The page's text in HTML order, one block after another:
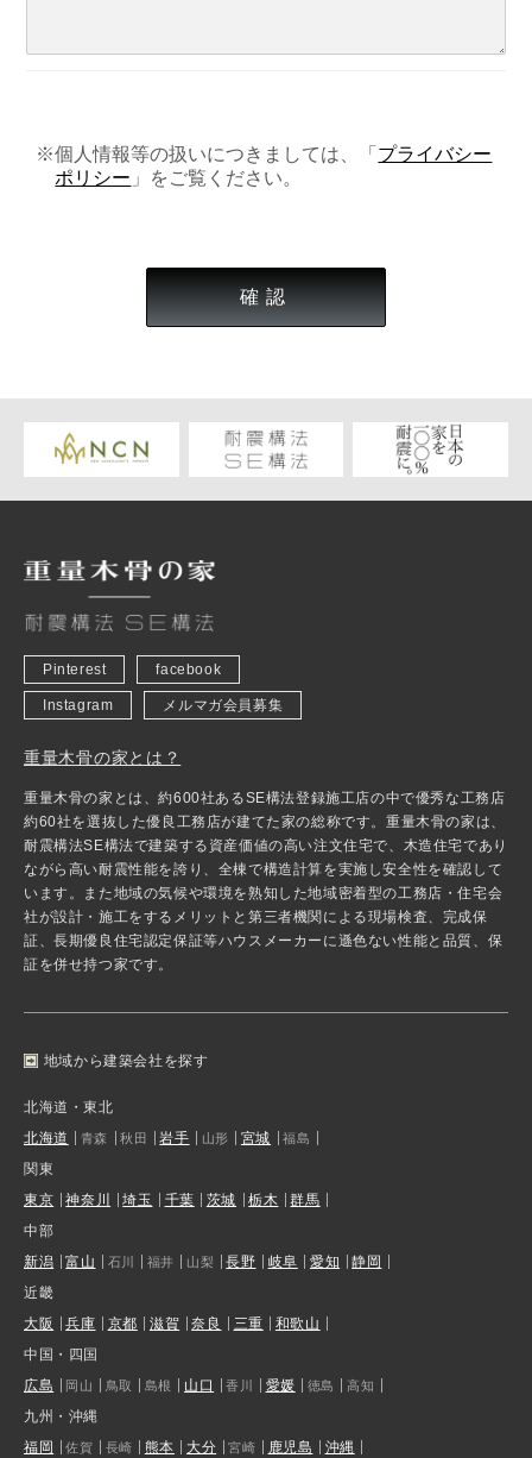
※個人情報等の扱いにつきましては、「 プライバシー
ポリシー 」をご覧ください。
Pinterest facebook
Instagram メルマガ会員募集
重量木骨の家とは？
重量木骨の家とは、約600社あるSE構法登録施工店の中で優秀な工務店
約60社を選抜した優良工務店が建てた家の総称です。重量木骨の家は、
耐震構法SE構法で建築する資産価値の高い注文住宅で、木造住宅であり
ながら高い耐震性能を誇り、全棟で構造計算を実施し安全性を確認して
います。また地域の気候や環境を熟知した地域密着型の工務店・住宅会
社が設計・施工をするメリットと第三者機関による現場検査、完成保
証、長期優良住宅認定保証等ハウスメーカーに遜色ない性能と品質、保
証を併せ持つ家です。
地域から建築会社を探す
北海道・東北
北海道
青森 秋田 岩手 山形 宮城 福島
関東
東京
神奈川 埼玉 千葉 茨城 栃木
群馬
中部
新潟
富山 石川 福井 山梨 長野 岐阜 愛知
静岡
近畿
大阪
兵庫 京都 滋賀 奈良 三重
和歌山
中国・四国
広島
岡山 鳥取 島根 山口 香川 愛媛 徳島 高知
九州・沖縄
福岡
佐賀 長崎 熊本 大分 宮崎 鹿児島 沖縄